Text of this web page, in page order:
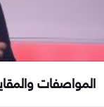
المواصفات والمقاييس: 25% من